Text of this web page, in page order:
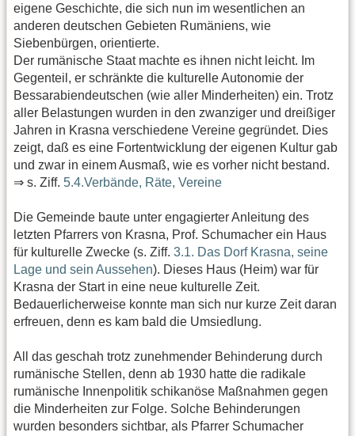
eigene Geschichte, die sich nun im wesentlichen an
anderen deutschen Gebieten Rumäniens, wie
Siebenbürgen, orientierte.
Der rumänische Staat machte es ihnen nicht leicht. Im
Gegenteil, er schränkte die kulturelle Autonomie der
Bessarabiendeutschen (wie aller Minderheiten) ein. Trotz
aller Belastungen wurden in den zwanziger und dreißiger
Jahren in Krasna verschiedene Vereine gegründet. Dies
zeigt, daß es eine Fortentwicklung der eigenen Kultur gab
und zwar in einem Ausmaß, wie es vorher nicht bestand.
⇒ s. Ziff. 5.4.Verbände, Räte, Vereine
Die Gemeinde baute unter engagierter Anleitung des
letzten Pfarrers von Krasna, Prof. Schumacher ein Haus
für kulturelle Zwecke (s. Ziff. 3.1. Das Dorf Krasna, seine
Lage und sein Aussehen). Dieses Haus (Heim) war für
Krasna der Start in eine neue kulturelle Zeit.
Bedauerlicherweise konnte man sich nur kurze Zeit daran
erfreuen, denn es kam bald die Umsiedlung.
All das geschah trotz zunehmender Behinderung durch
rumänische Stellen, denn ab 1930 hatte die radikale
rumänische Innenpolitik schikanöse Maßnahmen gegen
die Minderheiten zur Folge. Solche Behinderungen
wurden besonders sichtbar, als Pfarrer Schumacher